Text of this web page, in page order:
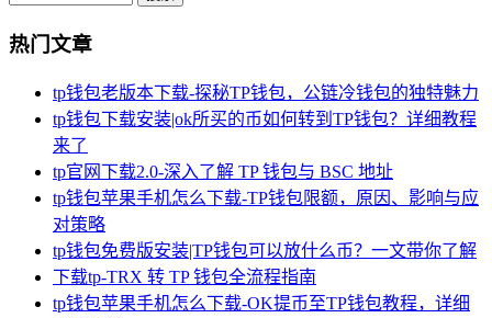
热门文章
tp钱包老版本下载-探秘TP钱包，公链冷钱包的独特魅力
tp钱包下载安装|ok所买的币如何转到TP钱包？详细教程
来了
tp官网下载2.0-深入了解 TP 钱包与 BSC 地址
tp钱包苹果手机怎么下载-TP钱包限额，原因、影响与应
对策略
tp钱包免费版安装|TP钱包可以放什么币？一文带你了解
下载tp-TRX 转 TP 钱包全流程指南
tp钱包苹果手机怎么下载-OK提币至TP钱包教程，详细